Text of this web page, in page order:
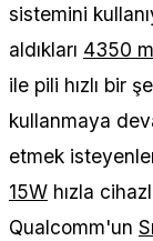
sistemini
aldıkları 4350
ile pili hızlı bir
kullanmaya
etmek
15W hızla
Qualcomm'un